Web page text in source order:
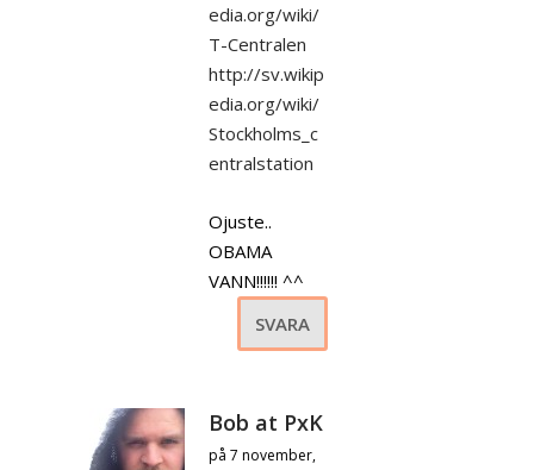
edia.org/wiki/
T-Centralen
http://sv.wikip
edia.org/wiki/
Stockholms_c
entralstation
Ojuste..
OBAMA
VANN!!!!!! ^^
SVARA
Bob at PxK
på 7 november,